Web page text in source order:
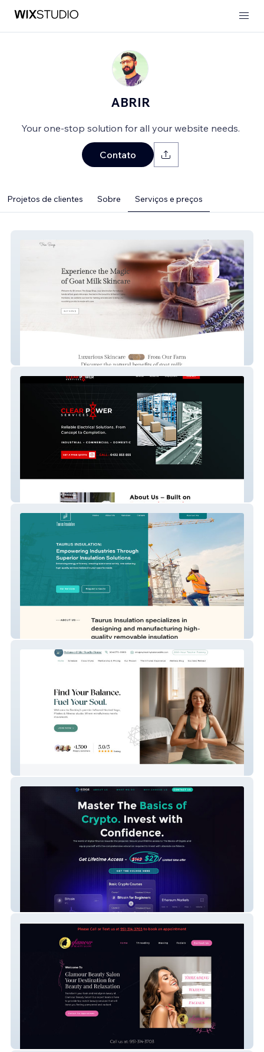
ABRIR
Your one-stop solution for all your website needs.
Contato
Projetos de clientes Sobre Serviços e preços
Bitterroot Trio Soap
Clear Power Services
Edge Defi Group
Glamour Beauty Salon